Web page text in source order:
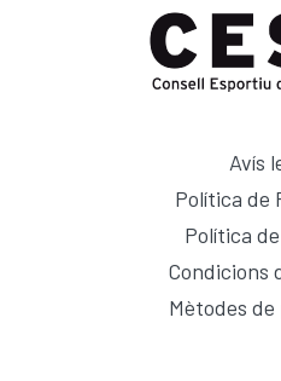
Avís
Política de
Política
Condicions
Mètodes